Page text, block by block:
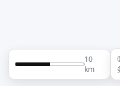
10
km